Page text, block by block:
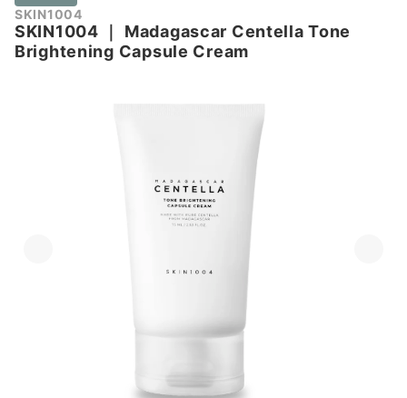
SKIN1004
SKIN1004 ｜ Madagascar Centella Tone
Brightening Capsule Cream